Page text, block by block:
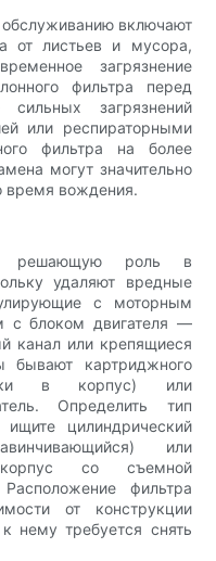
включают
от листьев и мусора,
загрязнение
фильтра перед
загрязнений
или респираторными
фильтра на более
могут значительно
время вождения.
решающую роль в
удаляют вредные
с моторным
с блоком двигателя —
канал или крепящиеся
картриджного
в корпус) или
Определить тип
цилиндрический
или
корпус со съемной
фильтра
от конструкции
нему требуется снять